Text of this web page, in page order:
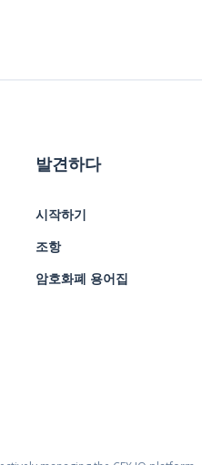
발견하다
시작하기
조항
암호화폐 용어집